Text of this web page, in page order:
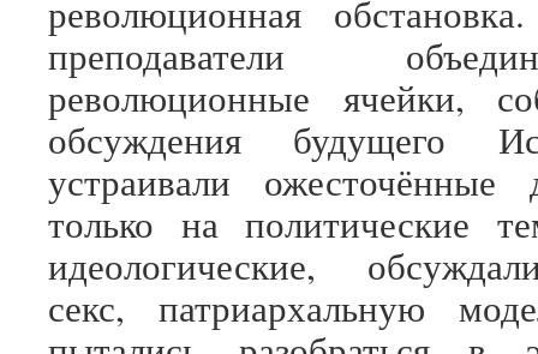
революционная
преподаватели
революционные ячейки,
обсуждения будущего
устраивали ожесточённые
только на политические
идеологические,
секс, патриархальную